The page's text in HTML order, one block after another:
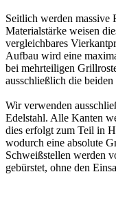
Seitlich werden massive
Materialstärke weisen
vergleichbares
Aufbau wird eine
bei mehrteiligen
ausschließlich die
Wir verwenden
Edelstahl. Alle Kanten
dies erfolgt zum Teil in
wodurch eine absolute
Schweißstellen werden
gebürstet, ohne den